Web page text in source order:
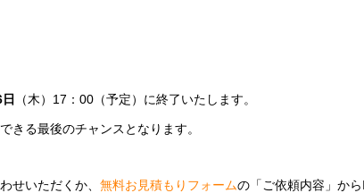
（木）17：00（予定）に終了いたします。
きる最後のチャンスとなります。
せいただくか、 無料お見積もりフォームの「ご依頼内容」か